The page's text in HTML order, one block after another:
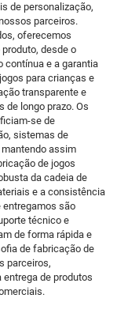
de personalização,
parceiros.
oferecemos
desde o
contínua e a garantia
para crianças e
transparente e
de longo prazo. Os
se de
sistemas de
assim
de jogos
da cadeia de
e a consistência
entregamos são
técnico e
de forma rápida e
de fabricação de
parceiros,
de produtos